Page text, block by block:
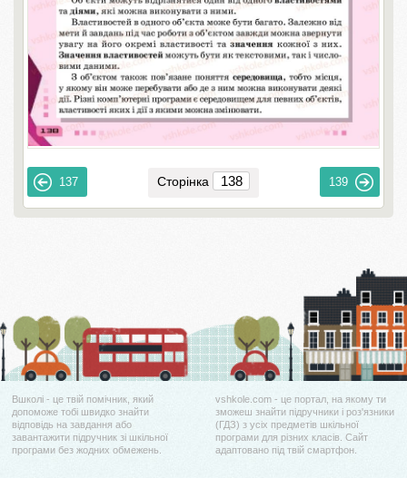
137 Сторінка 139
Вшколі - це твій помічник, який
допоможе тобі швидко знайти
відповідь на завдання або
завантажити підручник зі шкільної
програми без жодних обмежень.
vshkole.com - це портал, на якому ти
зможеш знайти підручники і роз'язники
(ГДЗ) з усіх предметів шкільної
програми для різних класів. Сайт
адаптовано під твій смартфон.